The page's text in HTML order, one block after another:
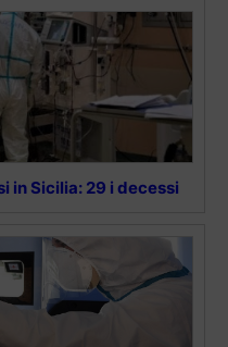
in Sicilia: 29 i decessi